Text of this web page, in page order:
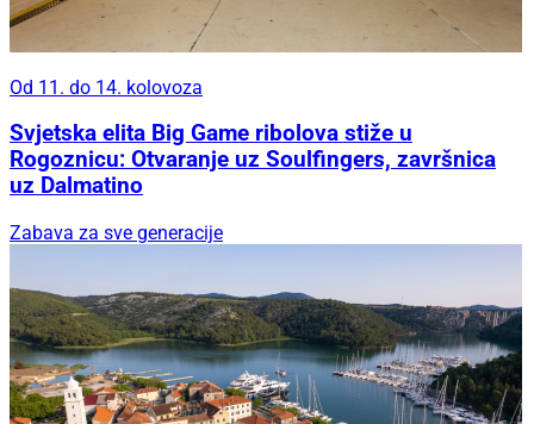
Od 11. do 14. kolovoza
Svjetska elita Big Game ribolova stiže u
Rogoznicu: Otvaranje uz Soulfingers, završnica
uz Dalmatino
Zabava za sve generacije